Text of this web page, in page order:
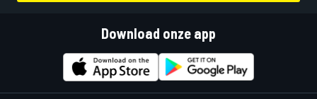
Download onze app